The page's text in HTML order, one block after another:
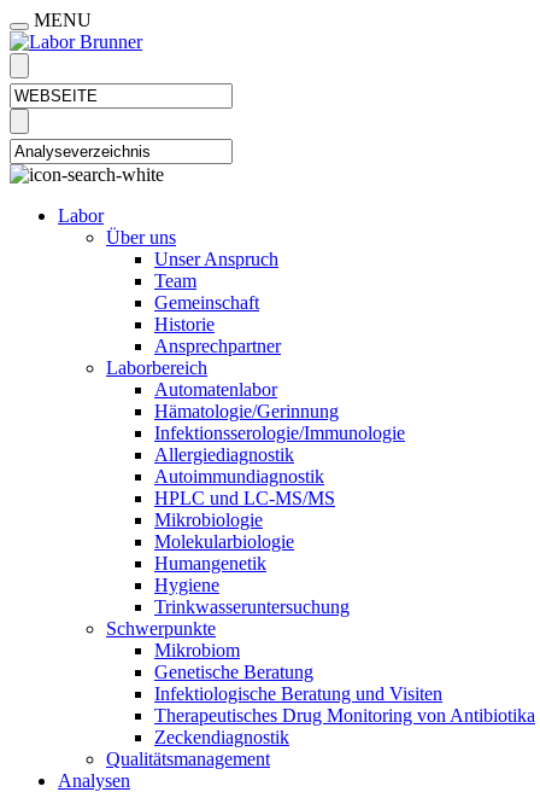
MENU
Labor
Über uns
Unser Anspruch
Team
Gemeinschaft
Historie
Ansprechpartner
Laborbereich
Automatenlabor
Hämatologie/Gerinnung
Infektionsserologie/Immunologie
Allergiediagnostik
Autoimmundiagnostik
HPLC und LC-MS/MS
Mikrobiologie
Molekularbiologie
Humangenetik
Hygiene
Trinkwasseruntersuchung
Schwerpunkte
Mikrobiom
Genetische Beratung
Infektiologische Beratung und Visiten
Therapeutisches Drug Monitoring von Antibiotika
Zeckendiagnostik
Qualitätsmanagement
Analysen